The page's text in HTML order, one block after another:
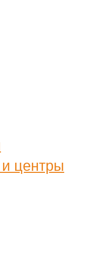
центры